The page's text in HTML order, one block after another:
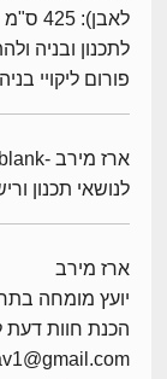
לתכנון ובניה
פורום ליקויי
לנושאי תכנון
ארז מירב
יועץ מומחה
הכנת חוות דעת